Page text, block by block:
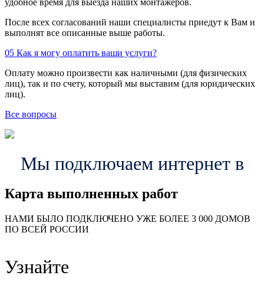
удобное время для выезда наших монтажеров.
После всех согласований наши специалисты приедут к Вам и
выполнят все описанные выше работы.
05 Как я могу оплатить ваши услуги?
Оплату можно произвести как наличными (для физических
лиц), так и по счету, который мы выставим (для юридических
лиц).
Все вопросы
Мы подключаем интернет в
Карта выполненных работ
НАМИ БЫЛО ПОДКЛЮЧЕНО УЖЕ БОЛЕЕ 3 000 ДОМОВ
ПО ВСЕЙ РОССИИ
57
29
99
48
Узнайте